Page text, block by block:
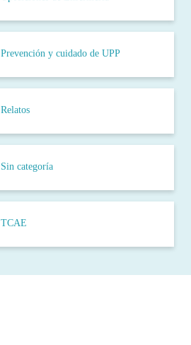
Prevención y cuidado de UPP
Relatos
Sin categoría
TCAE